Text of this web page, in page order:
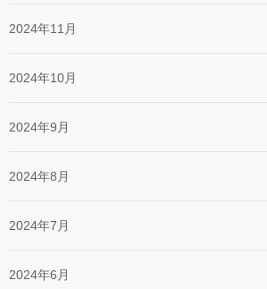
2024年11月
2024年10月
2024年9月
2024年8月
2024年7月
2024年6月